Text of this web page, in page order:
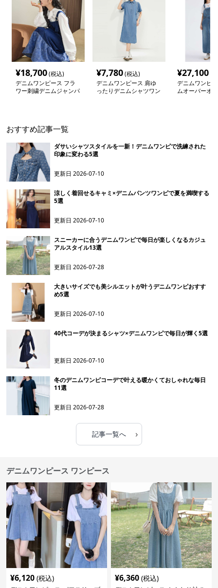
¥18,700(税込)
デニムワンピース フラ
ワー刺繍デニムジャンパ
¥7,780(税込)
デニムワンピース 肩ゆ
ったりデニムシャツワン
¥27,100
デニムワンピ
ムオーバーオ
おすすめ記事一覧
ダサいシャツスタイルを一新！デニムワンピで洗練された
印象に変わる5選
更新日2026-07-10
涼しく着回せるキャミ×デニムパンツワンピで夏を満喫する
5選
更新日2026-07-10
スニーカーに合うデニムワンピで毎日が楽しくなるカジュ
アルスタイル13選
更新日2026-07-28
大きいサイズでも美シルエットが叶うデニムワンピおすす
め5選
更新日2026-07-10
40代コーデが決まるシャツ×デニムワンピで毎日が輝く5選
更新日2026-07-10
冬のデニムワンピコーデで叶える暖かくておしゃれな毎日
11選
更新日2026-07-28
記事一覧へ ›
デニムワンピース ワンピース
¥6,120 (税込) ¥6,360 (税込)